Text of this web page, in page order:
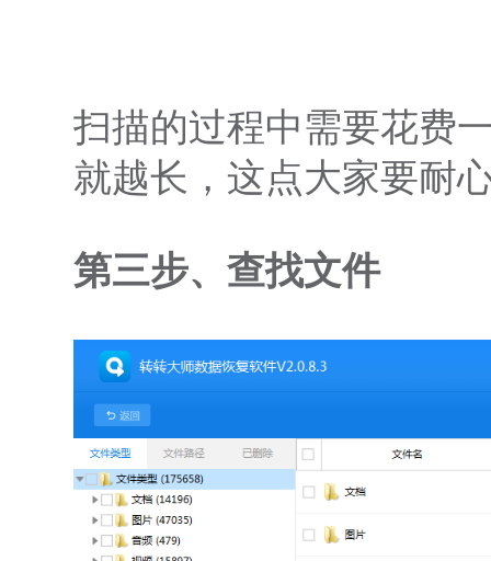
扫描的过程中需要花费
就越长，这点大家要耐
第三步、查找文件